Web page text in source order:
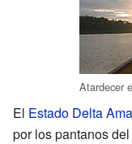
Atardecer
El Estado Delta
por los pantanos del